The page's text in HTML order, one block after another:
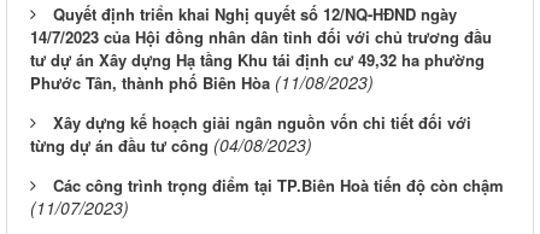
Quyết định triển khai Nghị quyết số 12/NQ-HĐND ngày
14/7/2023 của Hội đồng nhân dân tỉnh đối với chủ trương đầu
tư dự án Xây dựng Hạ tầng Khu tái định cư 49,32 ha phường
Phước Tân, thành phố Biên Hòa (11/08/2023)
Xây dựng kế hoạch giải ngân nguồn vốn chi tiết đối với
từng dự án đầu tư công (04/08/2023)
Các công trình trọng điểm tại TP.Biên Hoà tiến độ còn chậm
(11/07/2023)